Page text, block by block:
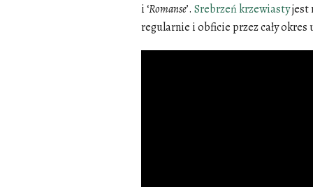
i ‘Romanse’. Srebrzeń krzewiastyjest
regularnie i obficie przez cały okres